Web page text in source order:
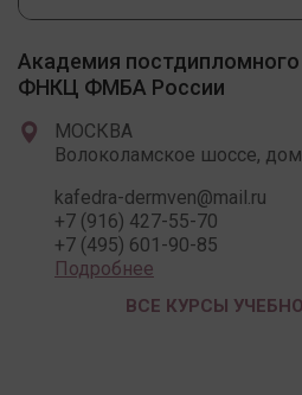
Академия
ФНКЦ ФМБА России
МОСКВА
Волоколамское шоссе, дом
kafedra-dermven@mail.ru
+7 (916) 427-55-70
+7 (495) 601-90-85
Подробнее
ВСЕ КУРСЫ